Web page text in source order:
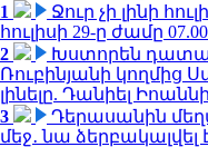
1
Ջուր չի լինի
հուլիսի 29-ը ժամը
2
Խստորեն
Ռուբինյանի կողմից
լինելը. Դանիել
3
Դերասանին
մեջ․ նա ձերբակալվել